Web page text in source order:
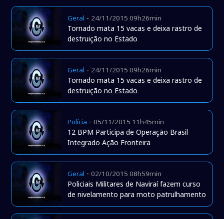
Geral - 24/11/2015 09h26min
Tornado mata 15 vacas e deixa rastro de
destruição no Estado
Geral - 24/11/2015 09h26min
Tornado mata 15 vacas e deixa rastro de
destruição no Estado
Polícia -05/11/2015 11h45min
12 BPM Participa de Operação Brasil
Integrado Ação Fronteira
Geral -02/10/2015 08h59min
Policiais Militares de Naviraí fazem curso
de nivelamento para moto patrulhamento